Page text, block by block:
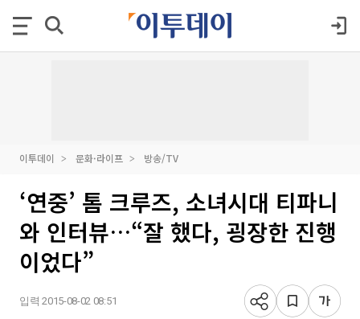
이투데이 문화·라이프 방송/TV
‘연중’ 톰 크루즈, 소녀시대 티파니
와 인터뷰…“잘 했다, 굉장한 진행
이었다”
입력 2015-08-02 08:51